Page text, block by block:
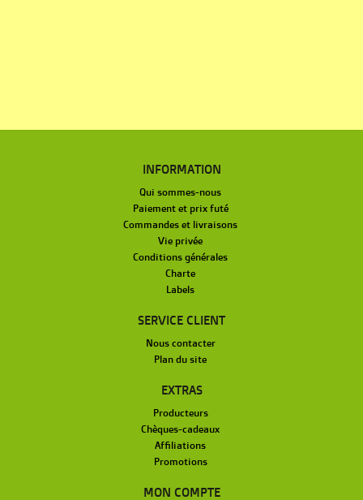
INFORMATION
Qui sommes-nous
Paiement et prix futé
Commandes et livraisons
Vie privée
Conditions générales
Charte
Labels
SERVICE CLIENT
Nous contacter
Plan du site
EXTRAS
Producteurs
Chèques-cadeaux
Affiliations
Promotions
MON COMPTE